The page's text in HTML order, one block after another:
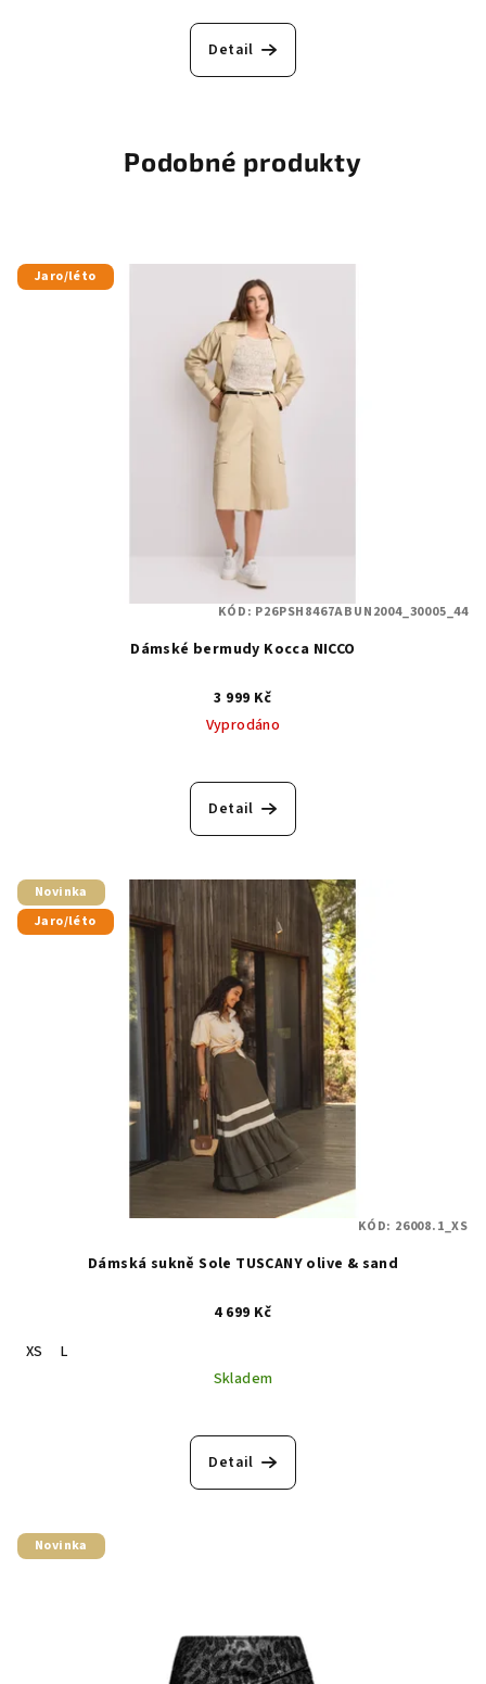
Detail
Podobné produkty
Jaro/léto
Dámské bermudy Kocca NICCO
3 999 Kč
Vyprodáno
Detail
KÓD: P26PSH8467ABUN2004_30005_44
Novinka
Jaro/léto
Dámská sukně Sole TUSCANY olive & sand
4 699 Kč
XS
L
Skladem
Detail
KÓD: 26008.1_XS
Novinka